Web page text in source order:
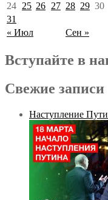
« Июл Сен »
24 25 26 27 28 29 30
31
Вступайте в
Свежие записи
Наступление